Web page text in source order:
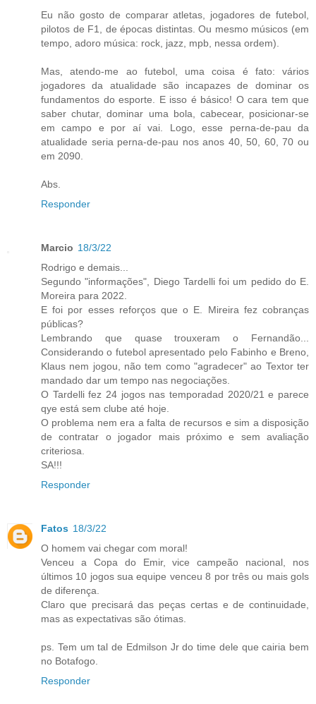
Eu não gosto de comparar atletas, jogadores de futebol,
pilotos de F1, de épocas distintas. Ou mesmo músicos (em
tempo, adoro música: rock, jazz, mpb, nessa ordem).
Mas, atendo-me ao futebol, uma coisa é fato: vários
jogadores da atualidade são incapazes de dominar os
fundamentos do esporte. E isso é básico! O cara tem que
saber chutar, dominar uma bola, cabecear, posicionar-se
em campo e por aí vai. Logo, esse perna-de-pau da
atualidade seria perna-de-pau nos anos 40, 50, 60, 70 ou
em 2090.
Abs.
Responder
Marcio 18/3/22
Rodrigo e demais...
Segundo "informações", Diego Tardelli foi um pedido do E.
Moreira para 2022.
E foi por esses reforços que o E. Mireira fez cobranças
públicas?
Lembrando que quase trouxeram o Fernandão...
Considerando o futebol apresentado pelo Fabinho e Breno,
Klaus nem jogou, não tem como "agradecer" ao Textor ter
mandado dar um tempo nas negociações.
O Tardelli fez 24 jogos nas temporadad 2020/21 e parece
qye está sem clube até hoje.
O problema nem era a falta de recursos e sim a disposição
de contratar o jogador mais próximo e sem avaliação
criteriosa.
SA!!!
Responder
Fatos 18/3/22
O homem vai chegar com moral!
Venceu a Copa do Emir, vice campeão nacional, nos
últimos 10 jogos sua equipe venceu 8 por três ou mais gols
de diferença.
Claro que precisará das peças certas e de continuidade,
mas as expectativas são ótimas.
ps. Tem um tal de Edmilson Jr do time dele que cairia bem
no Botafogo.
Responder